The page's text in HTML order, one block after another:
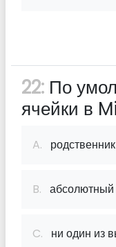
22: По
ячейки в
A. родственник
B. абсолютный
C. ни один из